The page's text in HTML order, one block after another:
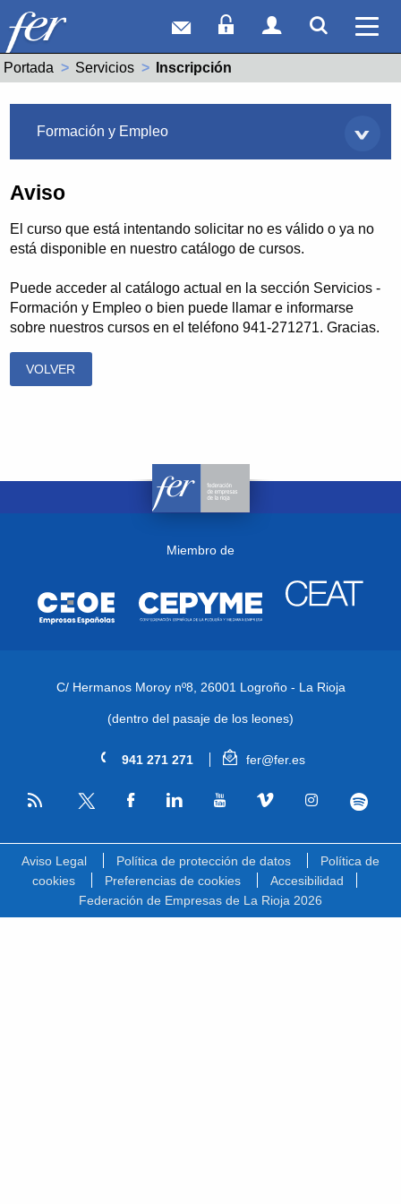
Correo webAcceso Socios
Acceso
Portada Servicios Actual:
Inscripción
Formación y Empleo
Aviso
El curso que está intentando solicitar no es válido o ya no
está disponible en nuestro catálogo de cursos.
Puede acceder al catálogo actual en la sección Servicios -
Formación y Empleo o bien puede llamar e informarse
sobre nuestros cursos en el teléfono 941-271271. Gracias.
VOLVER
Miembro de
C/ Hermanos Moroy nº8, 26001 Logroño - La Rioja
(dentro del pasaje de los leones)
941 271 271 fer@fer.es
RSS
Aviso Legal Política de protección de datos
Política de
cookies
Preferencias de cookies
Accesibilidad
Federación de Empresas de La Rioja 2026